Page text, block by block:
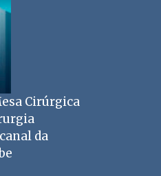
Cirúrgica
da